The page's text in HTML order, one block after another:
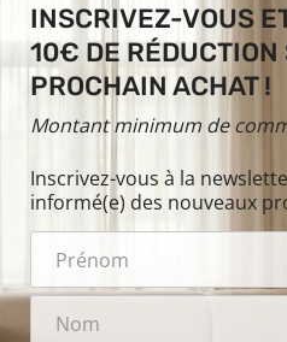
INSCRIVEZ-VOUS
10€ DE RÉDUCTION
PROCHAIN ACHAT !
Montant minimum de
Inscrivez-vous à la
informé(e) des nouveaux